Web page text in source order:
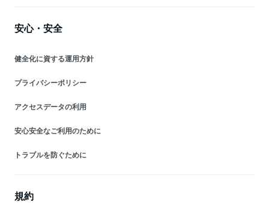
安心・安全
健全化に資する運用方針
プライバシーポリシー
アクセスデータの利用
安心安全なご利用のために
トラブルを防ぐために
規約